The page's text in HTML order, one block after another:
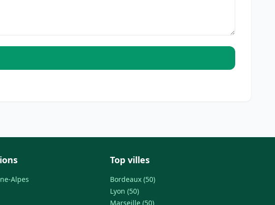
Alpes
Top villes
Bordeaux (50)
Lyon (50)
Marseille (50)